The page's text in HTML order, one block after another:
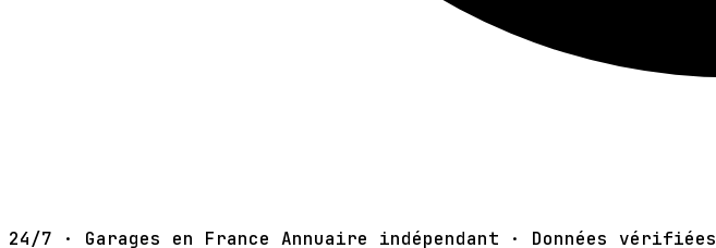
24/7 · Garages en France Annuaire indépendant · Données vérifiées